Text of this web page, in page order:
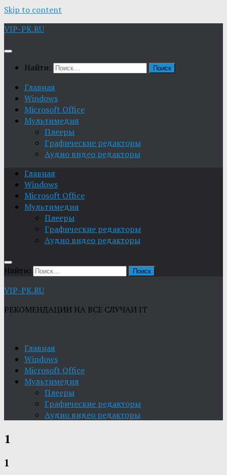
Skip to content
VIP-PK.RU
Найти:
Главная
Windows
Microsoft Office
Мультимедия
Плееры
Графические редакторы
Aудио видео редакторы
Главная
Windows
Microsoft Office
Мультимедия
Плееры
Графические редакторы
Aудио видео редакторы
Найти:
VIP-PK.RU
РЕКОМЕНДАЦИИ НА ВСЕ СЛУЧАИ IT
Главная
Windows
Microsoft Office
Мультимедия
Плееры
Графические редакторы
Aудио видео редакторы
1
1